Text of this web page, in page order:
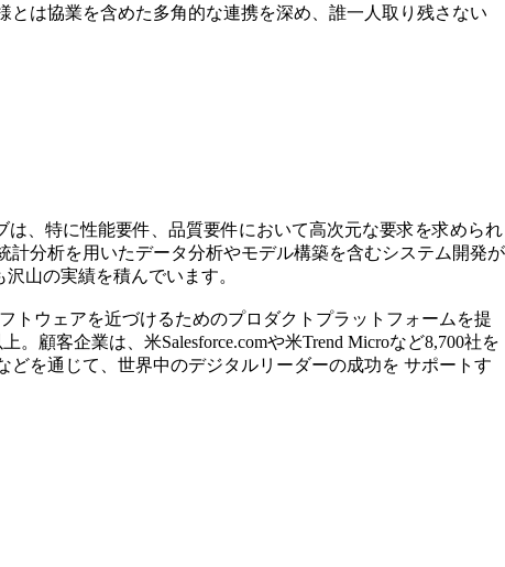
は協業を含めた多角的な連携を深め、誰一人取り残さない
、特に性能要件、品質要件において高次元な要求を求められ
分析を用いたデータ分析やモデル構築を含むシステム開発が
山の実績を積んでいます。
トウェアを近づけるためのプロダクトプラットフォームを提
顧客企業は、米Salesforce.comや米Trend Microなど8,700社を
どを通じて、世界中のデジタルリーダーの成功を サポートす